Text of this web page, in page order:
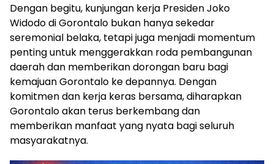
Dengan begitu, kunjungan kerja Presiden Joko
Widodo di Gorontalo bukan hanya sekedar
seremonial belaka, tetapi juga menjadi momentum
penting untuk menggerakkan roda pembangunan
daerah dan memberikan dorongan baru bagi
kemajuan Gorontalo ke depannya. Dengan
komitmen dan kerja keras bersama, diharapkan
Gorontalo akan terus berkembang dan
memberikan manfaat yang nyata bagi seluruh
masyarakatnya.